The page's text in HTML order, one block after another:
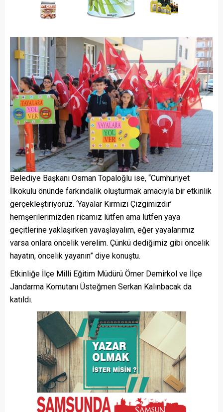
Belediye Başkanı Osman Topaloğlu ise, “Cumhuriyet
İlkokulu önünde farkındalık oluşturmak amacıyla bir etkinlik
gerçekleştiriyoruz. ‘Yayalar Kırmızı Çizgimizdir’
hemşerilerimizden ricamız lütfen ama lütfen yaya
geçitlerine yaklaşırken yavaşlayalım, eğer yayalarımız
varsa onlara öncelik verelim. Çünkü dediğimiz gibi öncelik
hayatın, öncelik yayanın” diye konuştu.
Etkinliğe İlçe Milli Eğitim Müdürü Ömer Demirkol ve İlçe
Jandarma Komutanı Üsteğmen Serkan Kalınbacak da
katıldı.